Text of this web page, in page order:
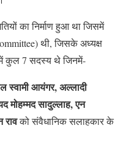
का निर्माण हुआ था जिसमें
थी, जिसके अध्यक्ष
कुल 7 सदस्य थे जिनमें-
स्वामी आयंगर, अल्लादी
मोहम्मद सादुल्लाह, एन
रावको संवैधानिक सलाहकार के